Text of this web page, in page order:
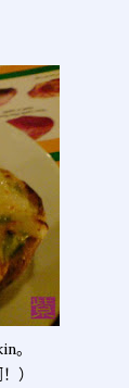
。
）